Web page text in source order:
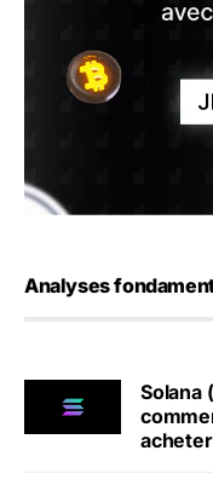
Analyses
Solana